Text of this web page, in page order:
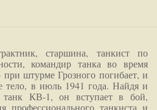
старшина, танкист по
командир танка во время
штурме Грозного погибает, и
тело, в июль 1941 года. Найдя и
танк КВ-1, он вступает в бой,
профессионального танкиста и